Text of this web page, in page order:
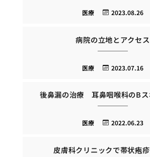
2023.08.26
医療
病院の立地とアクセス
2023.07.16
医療
後鼻漏の治療 耳鼻咽喉科のBス
2022.06.23
医療
皮膚科クリニックで帯状疱